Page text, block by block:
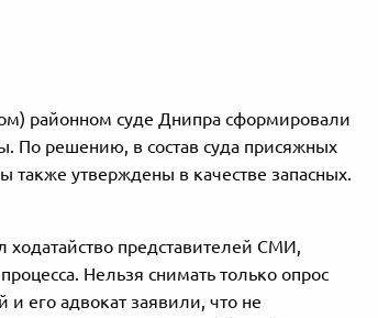
районном суде Днипра сформировали
По решению, в состав суда присяжных
также утверждены в качестве запасных.
ходатайство представителей СМИ,
Нельзя снимать только опрос
его адвокат заявили, что не